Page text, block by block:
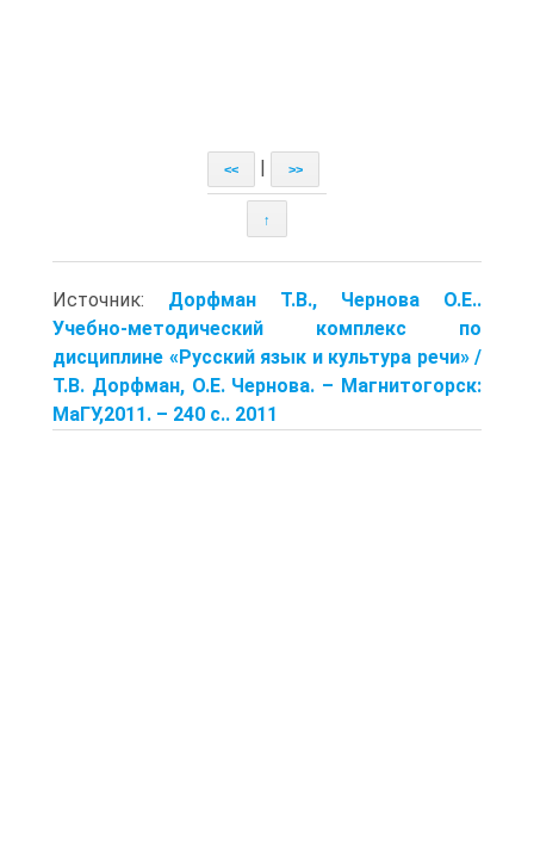
<< >>
↑
Источник: Дорфман Т.В., Чернова О.Е..
Учебно-методический комплекс по
дисциплине «Русский язык и культура речи» /
Т.В. Дорфман, О.Е. Чернова. – Магнитогорск:
МаГУ,2011. – 240 с.. 2011